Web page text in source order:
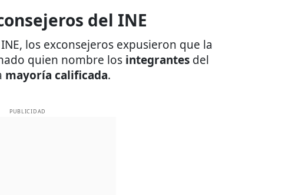
del INE
los exconsejeros expusieron que la
quien nombre los integrantes del
mayoría calificada.
PUBLICIDAD